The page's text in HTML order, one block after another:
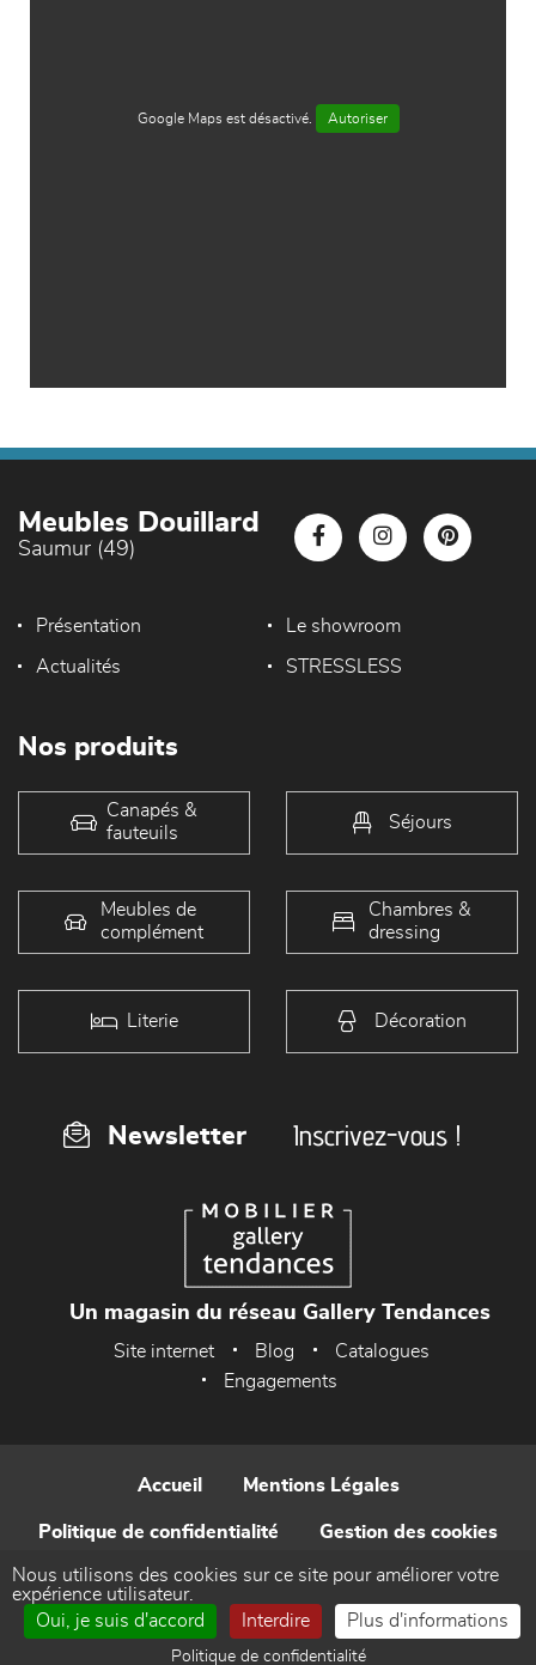
Google Maps est désactivé. Autoriser
Meubles Douillard
Saumur (49)
Présentation Le showroom
Actualités STRESSLESS
Nos produits
Canapés &
fauteuils
Séjours
Meubles de
complément
Chambres &
dressing
Literie Décoration
Newsletter Inscrivez-vous !
Un magasin du réseau Gallery Tendances
Site internet Blog
Catalogues
Engagements
Accueil Mentions Légales
Politique de confidentialité Gestion des cookies
Contact
Réalisé par WEB Enseignes
Nous utilisons des cookies sur ce site pour améliorer votre
expérience utilisateur.
Oui, je suis d'accord
Interdire Plus d'informations
Politique de confidentialité